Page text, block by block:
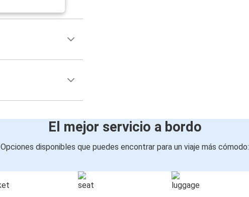
El mejor servicio a bordo
Opciones disponibles que puedes encontrar para un viaje más cómodo: